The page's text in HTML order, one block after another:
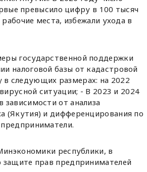
превысило цифру в 100 тысяч
места, избежали ухода в
государственной поддержки
налоговой базы от кадастровой
следующих размерах: на 2022
ситуации; - В 2023 и 2024
от анализа
(Якутия) и дифференцирования по
республики, в
прав предпринимателей